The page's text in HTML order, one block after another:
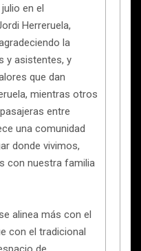
en el
Herreruela,
la
y asistentes, y
que dan
mientras otros
entre
una comunidad
donde vivimos,
con nuestra familia
alinea más con el
con el tradicional